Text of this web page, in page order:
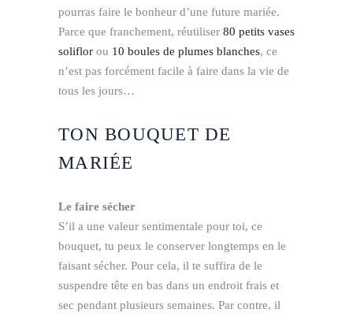
pourras faire le bonheur d’une future mariée.
Parce que franchement, réutiliser 80 petits vases
soliflor ou 10 boules de plumes blanches, ce
n’est pas forcément facile à faire dans la vie de
tous les jours…
TON BOUQUET DE
MARIÉE
Le faire sécher
S’il a une valeur sentimentale pour toi, ce
bouquet, tu peux le conserver longtemps en le
faisant sécher. Pour cela, il te suffira de le
suspendre tête en bas dans un endroit frais et
sec pendant plusieurs semaines. Par contre, il